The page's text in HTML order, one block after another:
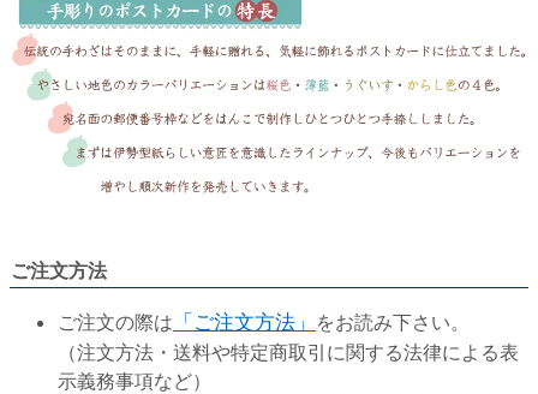
ご注文方法
ご注文の際は 「ご注文方法」 をお読み下さい。
（注文方法・送料や特定商取引に関する法律による表
示義務事項など）